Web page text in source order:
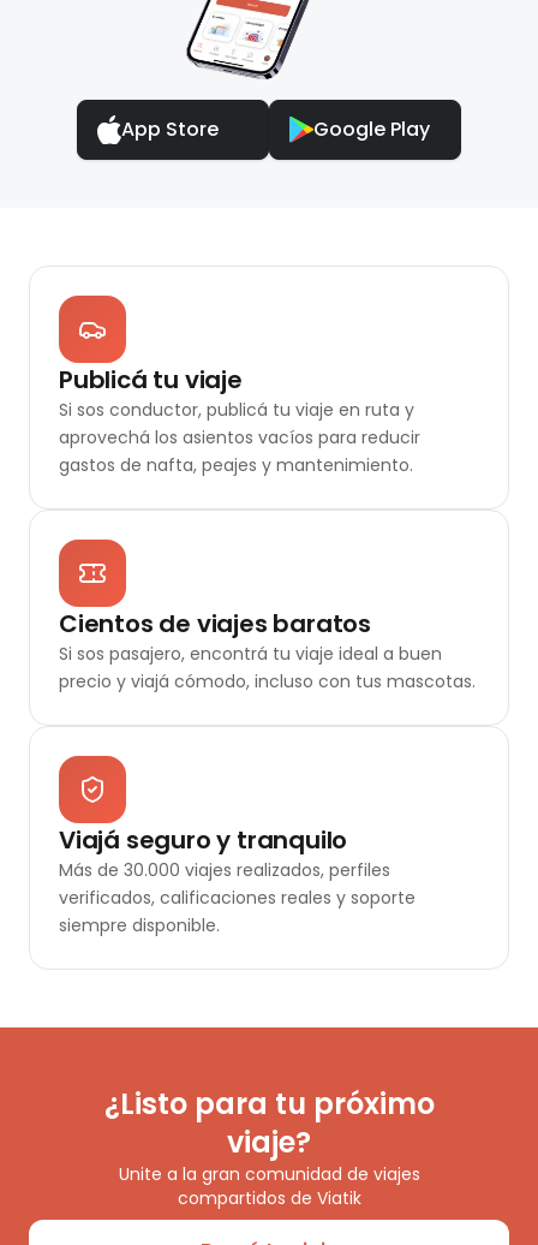
App Store Google Play
Publicá tu viaje
Si sos conductor, publicá tu viaje en ruta y
aprovechá los asientos vacíos para reducir
gastos de nafta, peajes y mantenimiento.
Cientos de viajes baratos
Si sos pasajero, encontrá tu viaje ideal a buen
precio y viajá cómodo, incluso con tus mascotas.
Viajá seguro y tranquilo
Más de 30.000 viajes realizados, perfiles
verificados, calificaciones reales y soporte
siempre disponible.
¿Listo para tu próximo
viaje?
Unite a la gran comunidad de viajes
compartidos de Viatik